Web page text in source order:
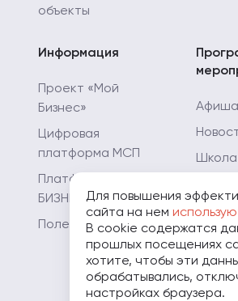
объекты
Информация
Проект «Мой
Бизнес»
Цифровая
платформа МСП
Платформа «ЗA
БИЗНЕС.РФ»
Полезные ресурсы
Афиша
Школа
Мой
Бизнес
Для повышения
сайта на нем
В cookie содержатся
прошлых посещениях
хотите, чтобы эти
обрабатывались,
настройках браузера.